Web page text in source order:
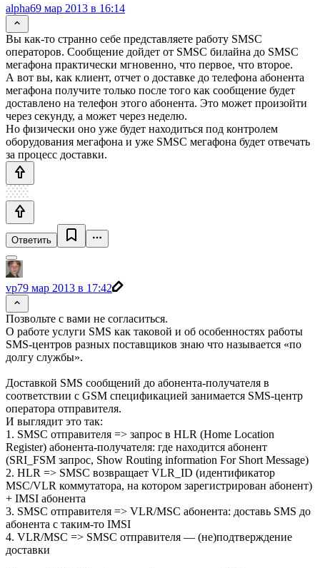
alpha69 мар 2013 в 16:14
Вы как-то странно себе представляете работу SMSC
операторов. Сообщение дойдет от SMSC билайна до SMSC
мегафона практически мгновенно, что первое, что второе.
А вот вы, как клиент, отчет о доставке до телефона абонента
мегафона получите только после того как сообщение будет
доставлено на телефон этого абонента. Это может произойти
через секунду, а может через неделю.
Но физически оно уже будет находиться под контролем
оборудования мегафона и уже SMSC мегафона будет отвечать
за процесс доставки.
Ответить
vp79 мар 2013 в 17:42
Позвольте с вами не согласиться.
О работе услуги SMS как таковой и об особенностях работы
SMS-центров разных поставщиков знаю что называется «по
долгу службы».
Доставкой SMS сообщений до абонента-получателя в
соответствии с GSM спецификацией занимается SMS-центр
оператора отправителя.
И выглядит это так:
1. SMSC отправителя => запрос в HLR (Home Location
Register) абонента-получателя: где находится абонент
(SRI_FSM запрос, Show Routing information For Short Message)
2. HLR => SMSC возвращает VLR_ID (идентификатор
MSC/VLR коммутатора, на котором зарегистрирован абонент)
+ IMSI абонента
3. SMSC отправителя => VLR/MSC абонента: доставь SMS до
абонента с таким-то IMSI
4. VLR/MSC => SMSC отправителя — (не)подтверждение
доставки